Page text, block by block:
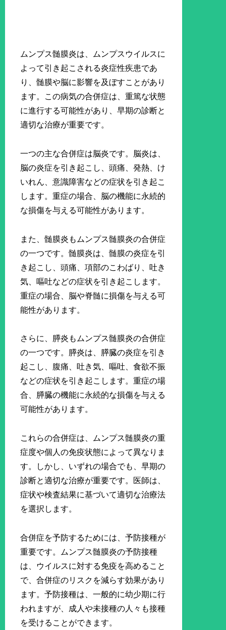
ムンプス髄膜炎は、ムンプスウイルスに
よって引き起こされる炎症性疾患であ
り、髄膜や脳に影響を及ぼすことがあり
ます。この病気の合併症は、重篤な状態
に進行する可能性があり、早期の診断と
適切な治療が重要です。
一つの主な合併症は脳炎です。脳炎は、
脳の炎症を引き起こし、頭痛、発熱、け
いれん、意識障害などの症状を引き起こ
します。重症の場合、脳の機能に永続的
な損傷を与える可能性があります。
また、髄膜炎もムンプス髄膜炎の合併症
の一つです。髄膜炎は、髄膜の炎症を引
き起こし、頭痛、項部のこわばり、吐き
気、嘔吐などの症状を引き起こします。
重症の場合、脳や脊髄に損傷を与える可
能性があります。
さらに、膵炎もムンプス髄膜炎の合併症
の一つです。膵炎は、膵臓の炎症を引き
起こし、腹痛、吐き気、嘔吐、食欲不振
などの症状を引き起こします。重症の場
合、膵臓の機能に永続的な損傷を与える
可能性があります。
これらの合併症は、ムンプス髄膜炎の重
症度や個人の免疫状態によって異なりま
す。しかし、いずれの場合でも、早期の
診断と適切な治療が重要です。医師は、
症状や検査結果に基づいて適切な治療法
を選択します。
合併症を予防するためには、予防接種が
重要です。ムンプス髄膜炎の予防接種
は、ウイルスに対する免疫を高めること
で、合併症のリスクを減らす効果があり
ます。予防接種は、一般的に幼少期に行
われますが、成人や未接種の人々も接種
を受けることができます。